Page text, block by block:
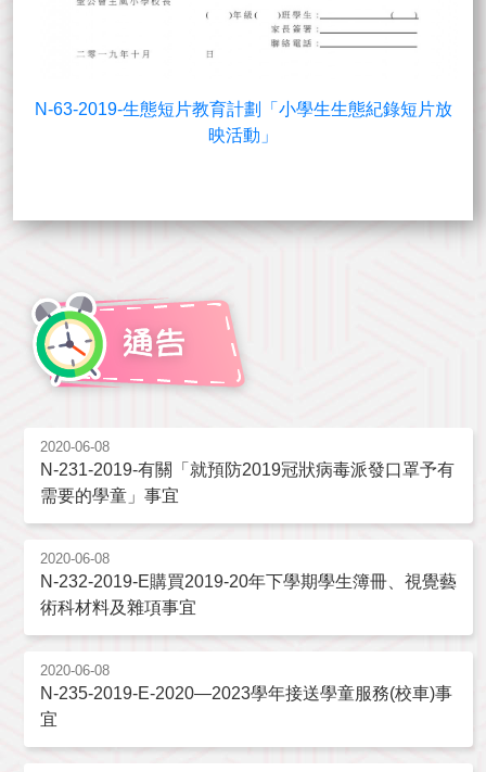
N-63-2019-生態短片教育計劃「小學生生態紀錄短片放
映活動」
2020-06-08
N-231-2019-有關「就預防2019冠狀病毒派發口罩予有
需要的學童」事宜
2020-06-08
N-232-2019-E購買2019-20年下學期學生簿冊、視覺藝
術科材料及雜項事宜
2020-06-08
N-235-2019-E-2020—2023學年接送學童服務(校車)事
宜